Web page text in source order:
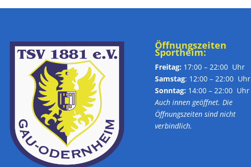
Öffnungszeiten
Sportheim:
Freitag: 17:00 – 22:00 Uhr
Samstag: 12:00 – 22:00 Uhr
Sonntag: 14:00 – 22:00 Uhr
Auch innen geöffnet. Die
Öffnungszeiten sind nicht
verbindlich.